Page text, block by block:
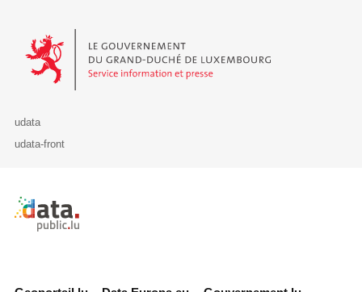
Le Gouvernement du Grand-Duché de Luxembourg - Service
udata
udata-front
Retour à l'accueil de data.public.lu